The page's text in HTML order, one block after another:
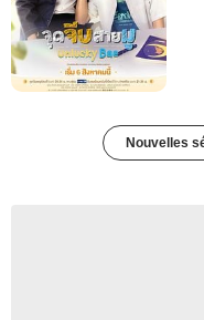
Nouvelles